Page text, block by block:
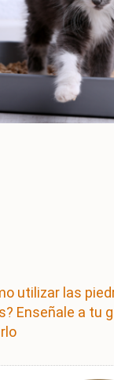
utilizar las
Enseñale a tu